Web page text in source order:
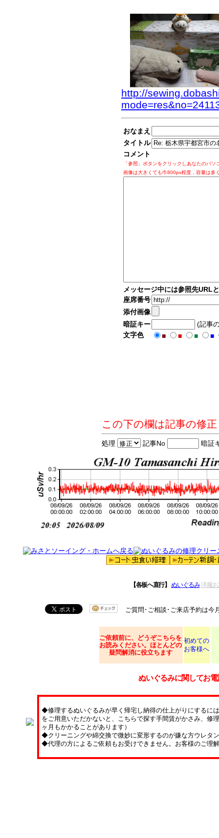
http://
おなまえ
タイトル
コメント
「参照」ボタンをクリックしあなたのパ
画像は大きくても巾800px程度，容量は多
メッセージ中には参照先URL
座席番号
添付画像
暗証キー
(記事
文字色
■ ■ ■ ■
この下の欄は記事の修
処理 記事No 暗証
【各板へ直行】 ぬいぐるみ 洋服
ご質問･ご相談･ご来店予約は今
ご依頼前に、どうぞこちらを
お読みください。ほとんどの
疑問解消に役立ちます
初めての
お客様へ
ぬいぐるみに関してお
◆修理するぬいぐるみが早く帰宅し納得の仕上がりにするに
をご用意いただかないと、こちらで探す手間賃がかさみ、修
ヶ月もかかることがあります）
◆クリーニングや綿交換で微妙に変形するのが嫌な方ウレタ
◆代理の方によるご依頼もお受けできません。お客様のご理